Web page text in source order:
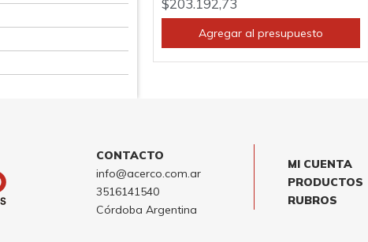
$203.192,73
Agregar al presupuesto
CONTACTO
info@acerco.com.ar
3516141540
Córdoba Argentina
MI CUENTA
PRODUCTOS
RUBROS